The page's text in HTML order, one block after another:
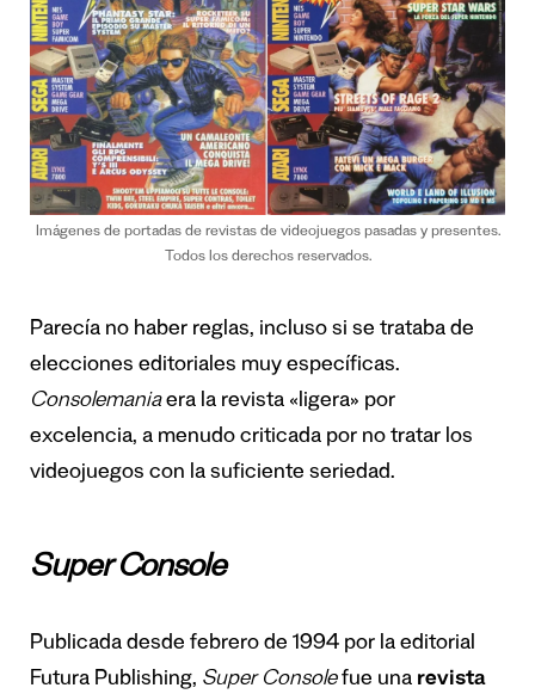
Imágenes de portadas de revistas de videojuegos pasadas y presentes.
Todos los derechos reservados.
Parecía no haber reglas, incluso si se trataba de
elecciones editoriales muy específicas.
Consolemaniaera la revista «ligera» por
excelencia, a menudo criticada por no tratar los
videojuegos con la suficiente seriedad.
Super Console
Publicada desde febrero de 1994 por la editorial
Futura Publishing, Super Consolefue una revista